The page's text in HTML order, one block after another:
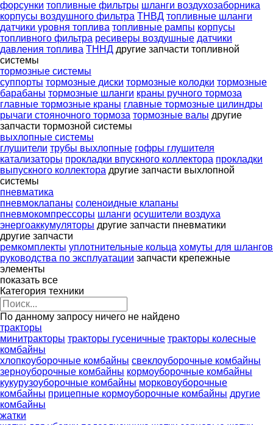
форсунки топливные фильтры шланги воздухозаборника
корпусы воздушного фильтра ТНВД топливные шланги
датчики уровня топлива топливные рампы корпусы
топливного фильтра ресиверы воздушные датчики
давления топлива ТННД другие запчасти топливной
системы
тормозные системы
суппорты тормозные диски тормозные колодки тормозные
барабаны тормозные шланги краны ручного тормоза
главные тормозные краны главные тормозные цилиндры
рычаги стояночного тормоза тормозные валы другие
запчасти тормозной системы
выхлопные системы
глушители трубы выхлопные гофры глушителя
катализаторы прокладки впускного коллектора прокладки
выпускного коллектора другие запчасти выхлопной
системы
пневматика
пневмоклапаны соленоидные клапаны
пневмокомпрессоры шланги осушители воздуха
энергоаккумуляторы другие запчасти пневматики
другие запчасти
ремкомплекты уплотнительные кольца хомуты для шлангов
руководства по эксплуатации запчасти крепежные
элементы
показать все
Категория техники
По данному запросу ничего не найдено
тракторы
минитракторы тракторы гусеничные тракторы колесные
комбайны
хлопкоуборочные комбайны свеклоуборочные комбайны
зерноуборочные комбайны кормоуборочные комбайны
кукурузоуборочные комбайны морковоуборочные
комбайны прицепные кормоуборочные комбайны другие
комбайны
жатки